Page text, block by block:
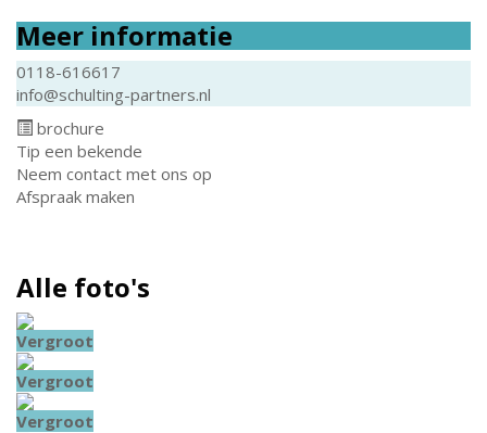
Meer informatie
0118-616617
info@schulting-partners.nl
brochure
Tip een bekende
Neem contact met ons op
Afspraak maken
Alle foto's
Vergroot
Vergroot
Vergroot